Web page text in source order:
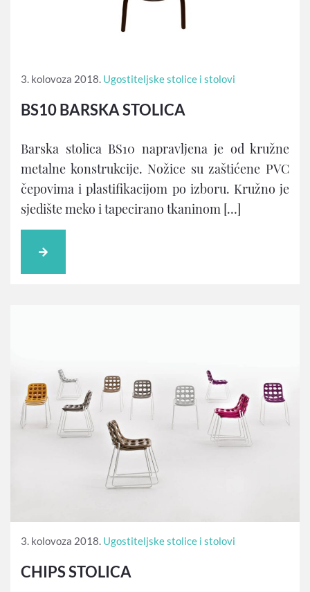
3. kolovoza 2018. Ugostiteljske stolice i stolovi
BS10 BARSKA STOLICA
Barska stolica BS10 napravljena je od kružne
metalne konstrukcije. Nožice su zaštićene PVC
čepovima i plastifikacijom po izboru. Kružno je
sjedište meko i tapecirano tkaninom […]
3. kolovoza 2018. Ugostiteljske stolice i stolovi
CHIPS STOLICA